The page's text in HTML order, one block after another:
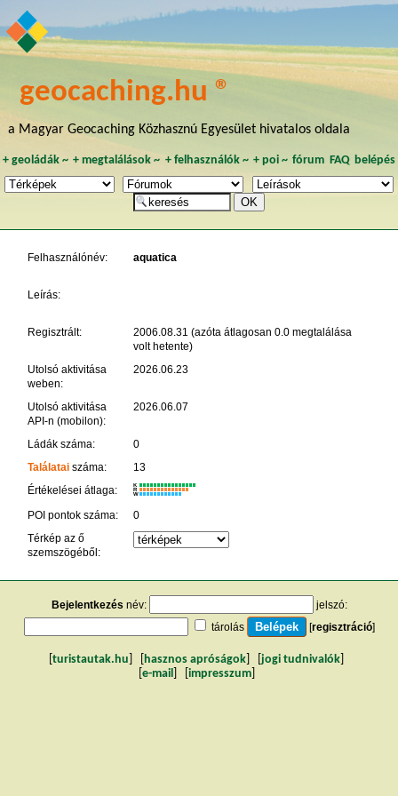
geocaching.hu ®
a Magyar Geocaching Közhasznú Egyesület hivatalos oldala
+ geoládák~ +megtalálások ~ + felhasználók~ + poi~ fórum FAQ belépés
Felhasználónév: aquatica
Leírás:
Regisztrált:
2006.08.31 (azóta átlagosan 0.0 megtalálása
volt hetente)
Utolsó aktivitása
weben:
2026.06.23
Utolsó aktivitása
API-n (mobilon):
2026.06.07
Ládák száma:
0
Találataiszáma:
13
Értékelései átlaga:
K
R
W
POI pontok száma:
0
Térkép az ő
szemszögéből:
Bejelentkezés név:
jelszó:
tárolás
[regisztráció]
turistautak.hu hasznos apróságok jogi tudnivalók
e-mail impresszum]